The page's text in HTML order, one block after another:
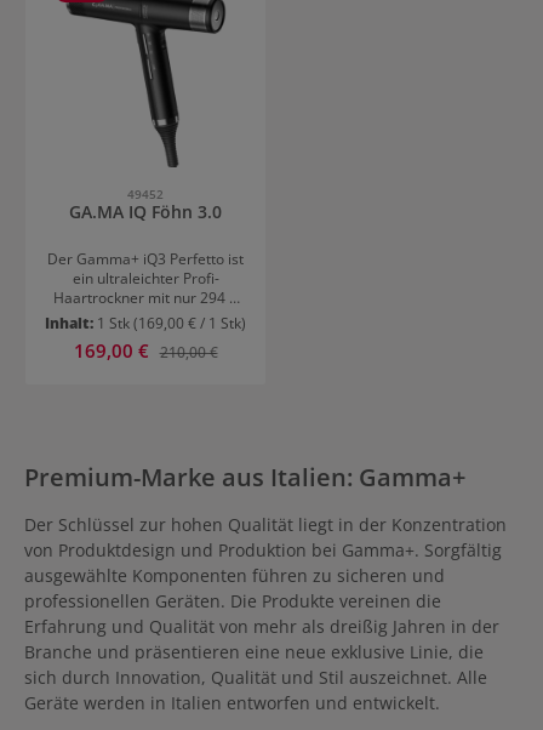
49452
GA.MA IQ Föhn 3.0
Der Gamma+ iQ3 Perfetto ist
ein ultraleichter Profi-
Haartrockner mit nur 294 g
und vereint höchste Leistung
mit innovativer Technologie.
Der bürstenlose Digitalmotor
Funktion, Oxy Active-
Technologie und Auto-Clean-
maximalen Komfort und eine
lange Lebensdauer – ideal für
den professionellen
Salonalltag.ProduktdetailsNur
294 g – ultraleicht und
ergonomischDigitalmotor mit
bis zu 120.000 U/minStand-
by-Funktion mit Smart
PadOxy Active-Technologie
mit negativen Ionen gegen
Inhalt: 1 Stk(169,00 € / 1 Stk)
Verkaufspreis:
169,00 € Regulärer Preis:
210,00 €
Premium-Marke aus Italien: Gamma+
Der Schlüssel zur hohen Qualität liegt in der Konzentration
von Produktdesign und Produktion bei Gamma+. Sorgfältig
ausgewählte Komponenten führen zu sicheren und
professionellen Geräten. Die Produkte vereinen die
Erfahrung und Qualität von mehr als dreißig Jahren in der
Branche und präsentieren eine neue exklusive Linie, die
sich durch Innovation, Qualität und Stil auszeichnet. Alle
Geräte werden in Italien entworfen und entwickelt.